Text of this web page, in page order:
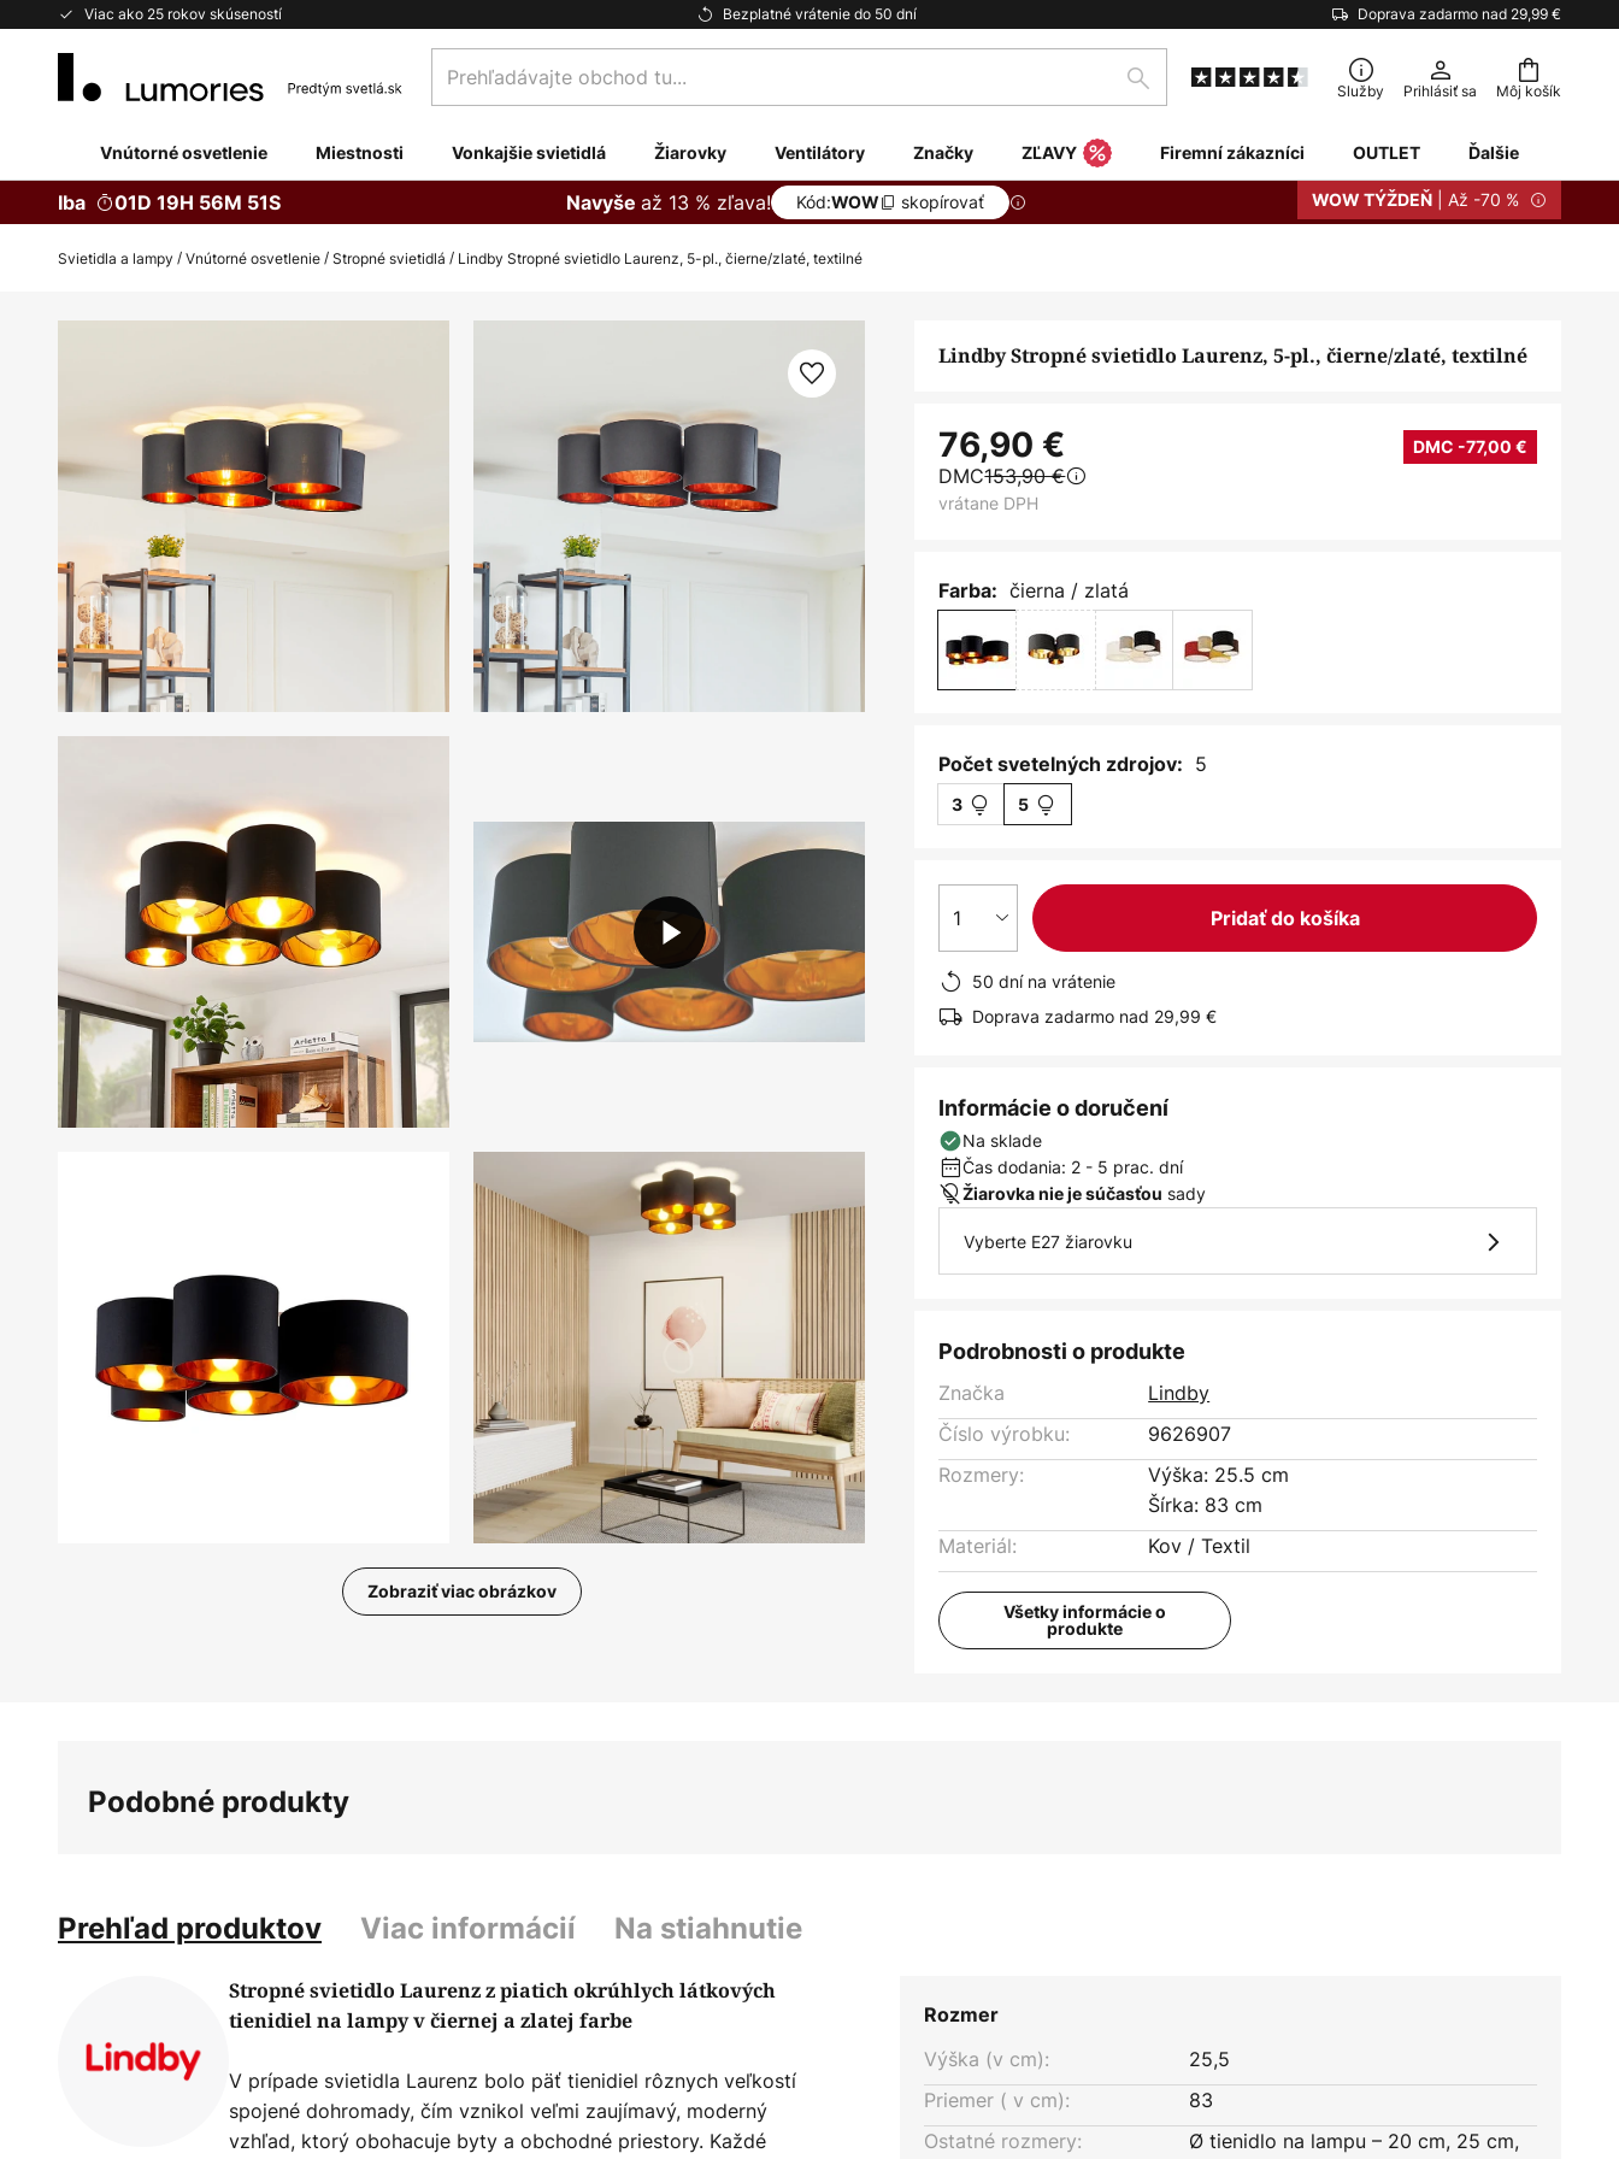
Viac ako 25 rokov skúseností Bezplatné vrátenie do 50 dní Doprava zadarmo nad 29,99 €
Skip
Môj košík
Prehľadávajte
obchod
Hľadať Služby Prihlásiť sa
Vnútorné osvetlenie Miestnosti Vonkajšie svietidlá Žiarovky Ventilátory Značky ZĽAVY Firemní zákazníci OUTLET Ďalšie
Iba 01D 19H 56M 50S Navyše až 13 % zľava! Kód:WOW skopírovať WOW TÝŽDEŇ | Až -70 %
Svietidla a lampy Vnútorné osvetlenie Stropné svietidlá Lindby Stropné svietidlo Laurenz, 5-pl., čierne/zlaté, textilné
obrázkov
Zobraziť viac obrázkov
Lindby Stropné svietidlo Laurenz, 5-pl., čierne/zlaté, textilné
76,90 € DMC -77,00 €
DMC153,90 €
vrátane DPH
Farba: čierna / zlatá
Počet svetelných zdrojov: 5
3 5
1 Pridať do košíka
50 dní na vrátenie
Doprava zadarmo nad 29,99 €
Informácie o doručení
Na sklade
Čas dodania: 2 - 5 prac. dní
Žiarovka nie je súčasťou sady
Vyberte E27 žiarovku
Podrobnosti o produkte
Značka
Lindby
Číslo výrobku:
9626907
Rozmery:
Výška: 25.5 cm
Šírka: 83 cm
Materiál:
Kov / Textil
Všetky informácie o
produkte
Podobné produkty
Prehľad produktov Viac informácií Na stiahnutie
Stropné svietidlo Laurenz z piatich okrúhlych látkových
tienidiel na lampy v čiernej a zlatej farbe
V prípade svietidla Laurenz bolo päť tienidiel rôznych veľkostí
spojené dohromady, čím vznikol veľmi zaujímavý, moderný
vzhľad, ktorý obohacuje byty a obchodné priestory. Každé
Rozmer
Výška (v cm):
25,5
Priemer ( v cm):
83
Ostatné rozmery:
Ø tienidlo na lampu – 20 cm, 25 cm,